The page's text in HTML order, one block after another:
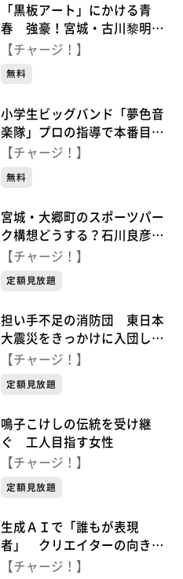
「黒板アート」にかける青
春 強豪！宮城・古川黎明高
校の挑戦
【チャージ！】
無料
小学生ビッグバンド「夢色音
楽隊」プロの指導で本番目指
す
【チャージ！】
無料
宮城・大郷町のスポーツパー
ク構想どうする？石川良彦新
町長に聞く
【チャージ！】
定額見放題
担い手不足の消防団 東日本
大震災をきっかけに入団した
団員の思い
【チャージ！】
定額見放題
鳴子こけしの伝統を受け継
ぐ 工人目指す女性
【チャージ！】
定額見放題
生成ＡＩで「誰もが表現
者」 クリエイターの向き合
い方
【チャージ！】